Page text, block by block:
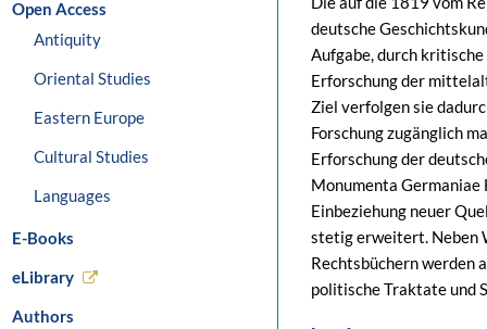
Open Access
Antiquity
Oriental Studies
Eastern Europe
Cultural Studies
Languages
E-Books
eLibrary
Authors
deutsche
Aufgabe, durch
Erforschung der
Ziel verfolgen sie
Forschung zugänglich
Erforschung der
Monumenta Germaniae
Einbeziehung neuer
stetig erweitert. Neben
Rechtsbüchern werden
politische Traktate und